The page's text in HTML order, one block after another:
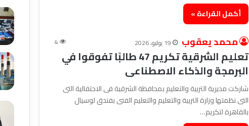
أكمل القراءة »
محمد يعقوب 19 يوليو، 2026 4
تعليم الشرقية تكريم 47 طالبًا تفوقوا في
البرمجة والذكاء الاصطناعى
شاركت مديرية التربية والتعليم بمحافظة الشرقية فى الاحتفالية التى
التى نظمتها وزارة التربية والتعليم والتعليم الفنى بفندق لوسيال
بالقاهرة لتكريم…